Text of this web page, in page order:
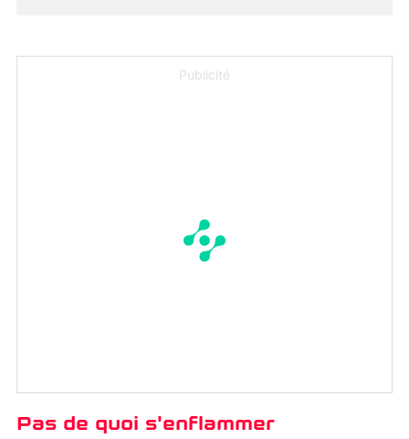
Publicité
Pas de quoi s'enflammer